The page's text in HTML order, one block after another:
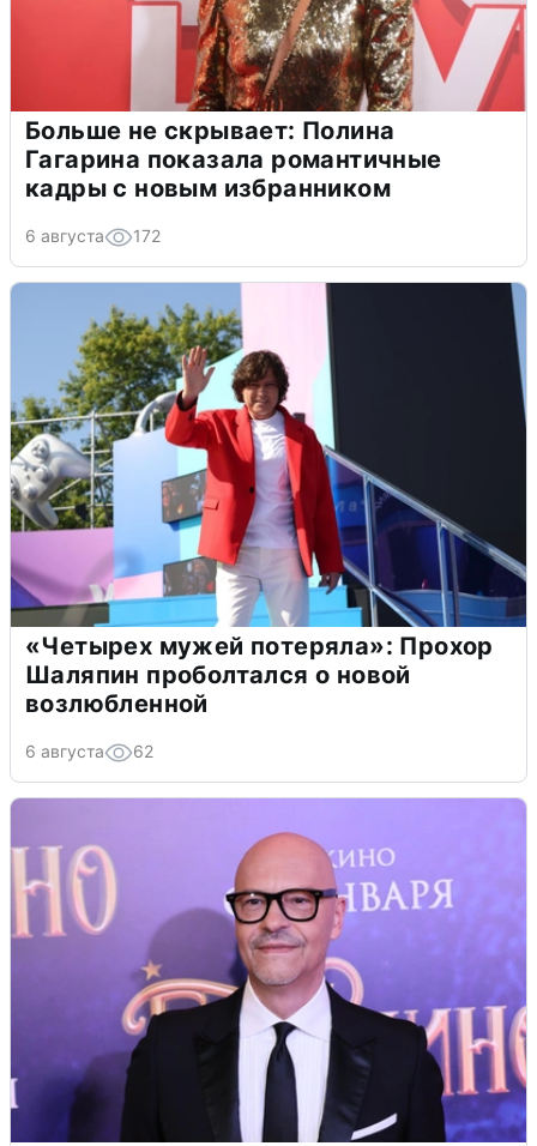
Больше не скрывает: Полина
Гагарина показала романтичные
кадры с новым избранником
6 августа 172
«Четырех мужей потеряла»: Прохор
Шаляпин проболтался о новой
возлюбленной
6 августа 62